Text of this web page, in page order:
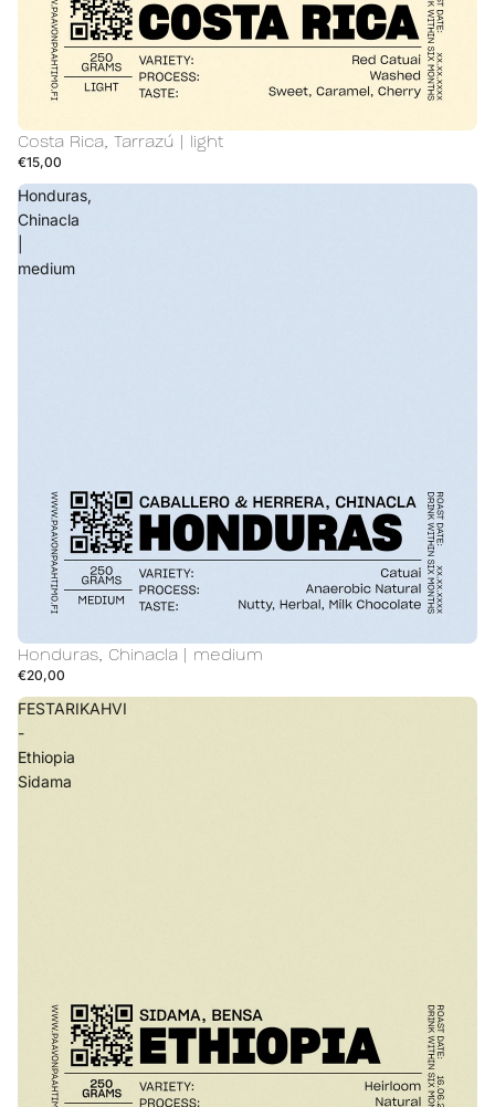
Costa Rica, Tarrazú | light
€15,00
Honduras,
Chinacla
medium
Honduras, Chinacla | medium
€20,00
FESTARIKAHVI
-
Ethiopia
Sidama